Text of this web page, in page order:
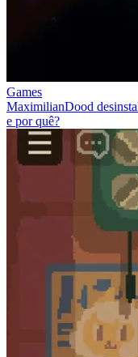
Games
MaximilianDood
e por quê?